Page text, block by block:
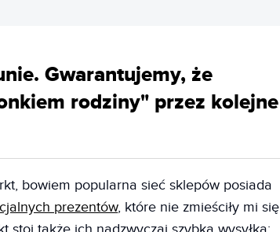
Gwarantujemy, że
rodziny" przez kolejne
bowiem popularna sieć sklepów posiada
prezentów, które nie zmieściły mi się